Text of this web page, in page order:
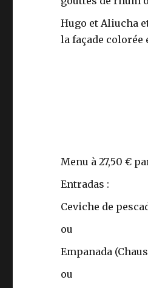
Hugo et Aliucha
la façade colorée
Menu à 27,50 €
Entradas :
Ceviche de
ou
Empanada
ou